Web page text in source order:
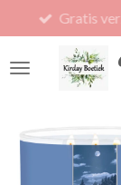
direct
naar
Gratis